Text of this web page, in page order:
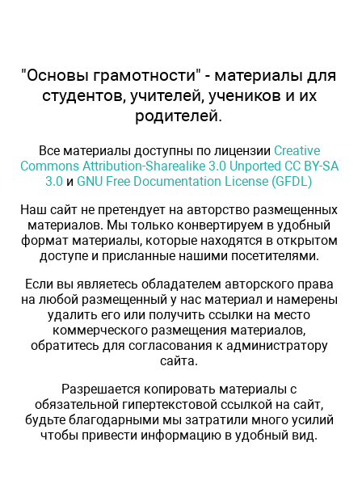
"Основы грамотности" - материалы для
студентов, учителей, учеников и их
родителей.
Все материалы доступны по лицензии Creative
Commons Attribution-Sharealike 3.0 Unported CC BY-SA
3.0 и GNU Free Documentation License (GFDL)
Наш сайт не претендует на авторство размещенных
материалов. Мы только конвертируем в удобный
формат материалы, которые находятся в открытом
доступе и присланные нашими посетителями.
Если вы являетесь обладателем авторского права
на любой размещенный у нас материал и намерены
удалить его или получить ссылки на место
коммерческого размещения материалов,
обратитесь для согласования к администратору
сайта.
Разрешается копировать материалы с
обязательной гипертекстовой ссылкой на сайт,
будьте благодарными мы затратили много усилий
чтобы привести информацию в удобный вид.